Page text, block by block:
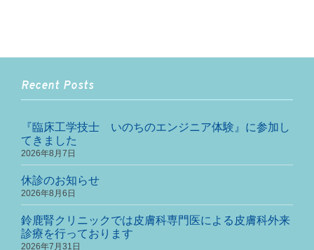
Recent Posts
『臨床工学技士 いのちのエンジニア体験』に参加し
てきました
2026年8月7日
休診のお知らせ
2026年8月6日
鈴鹿腎クリニックでは皮膚科専門医による皮膚科外来
診療を行っております
2026年7月31日